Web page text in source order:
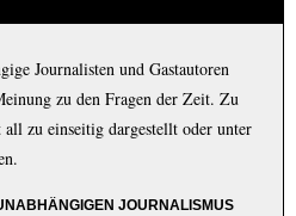
Journalisten und Gastautoren
zu den Fragen der Zeit. Zu
zu einseitig dargestellt oder unter
JOURNALISMUS